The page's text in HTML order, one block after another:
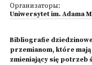
Организаторы:
Uniwersytet im. Adama
Bibliografie
przemianom, które
zmieniający się potrzeb